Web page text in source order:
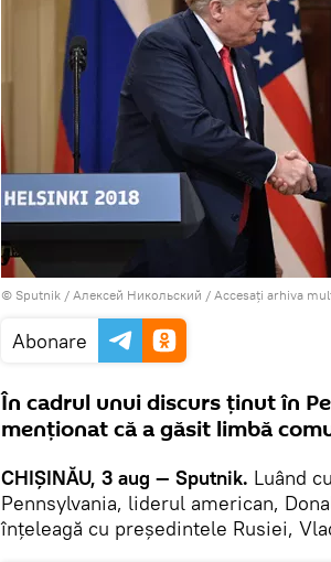
© Sputnik / Алексей Никольский / Accesați arhiva
Abonare
În cadrul unui discurs ținut în
menționat că a găsit limbă
CHIȘINĂU, 3 aug — Sputnik. Luând
Pennsylvania, liderul american,
înțeleagă cu președintele Rusiei,